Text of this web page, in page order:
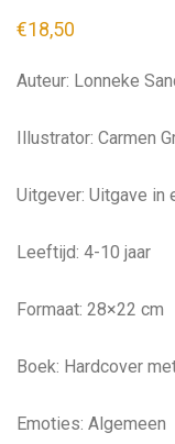
5.00 op 5
€18,50
Auteur: Lonneke
Illustrator: Carmen
Uitgever: Uitgave in
Leeftijd: 4-10 jaar
Formaat: 28×22 cm
Boek: Hardcover
Emoties: Algemeen